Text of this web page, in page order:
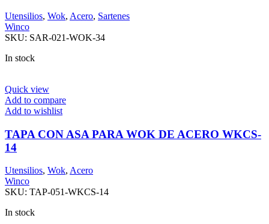
Utensilios, Wok, Acero, Sartenes
Winco
SKU: SAR-021-WOK-34
In stock
Quick view
Add to compare
Add to wishlist
TAPA CON ASA PARA WOK DE ACERO WKCS-
14
Utensilios, Wok, Acero
Winco
SKU: TAP-051-WKCS-14
In stock